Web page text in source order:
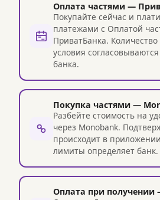
Оплата частями —
Покупайте сейчас и
платежами с Оплатой
ПриватБанка.
условия
банка.
Покупка частями —
Разбейте стоимость на
через Monobank.
происходит в
лимиты определяет банк.
Оплата при получении